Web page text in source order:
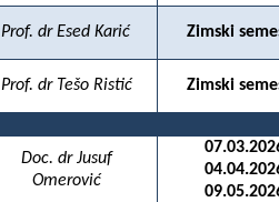
Prof. dr Esed Karić Zimski
Prof. dr Tešo Ristić Zimski
Doc. dr Jusuf
Omerović